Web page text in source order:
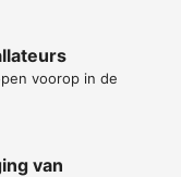
voorop in de
van